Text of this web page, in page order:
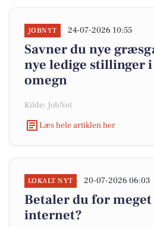
JOBNYT 24-07-2026 10:55
Savner du nye
nye ledige stillinger i
omegn
Kilde: JobNet
Læs hele artiklen her
LOKALT NYT 20-07-2026 06:03
Betaler du for
internet?